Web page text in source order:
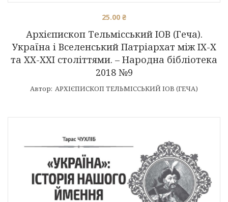
Архієпископ Тельмісський ІОВ (Геча).
Україна і Вселенський Патріархат між IX-X
та XX-XXI століттями. – Народна бібліотека
2018 №9
25.00 ₴
Автор: АРХІЄПИСКОП ТЕЛЬМІССЬКИЙ ІОВ (ГЕЧА)